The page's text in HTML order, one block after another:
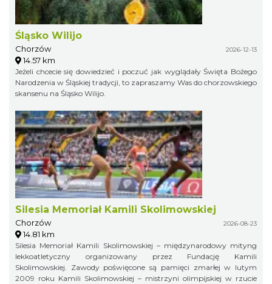
Śląsko Wilijo
Chorzów 2026-12-13
14.57 km
Jeżeli chcecie się dowiedzieć i poczuć jak wyglądały Święta Bożego
Narodzenia w Śląskiej tradycji, to zapraszamy Was do chorzowskiego
skansenu na Śląsko Wilijo.
Silesia Memoriał Kamili Skolimowskiej
Chorzów 2026-08-23
14.81 km
Silesia Memoriał Kamili Skolimowskiej – międzynarodowy mityng
lekkoatletyczny organizowany przez Fundację Kamili
Skolimowskiej. Zawody poświęcone są pamięci zmarłej w lutym
2009 roku Kamili Skolimowskiej – mistrzyni olimpijskiej w rzucie